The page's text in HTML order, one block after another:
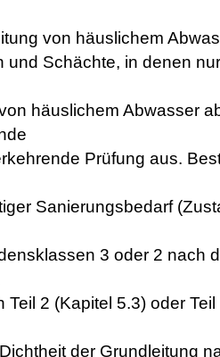
von häuslichem
und Schächte, in denen
häuslichem Abwasser
Prüfung aus.
Sanierungsbedarf
3 oder 2 nach
Teil 2 (Kapitel 5.3) oder
der Grundleitung